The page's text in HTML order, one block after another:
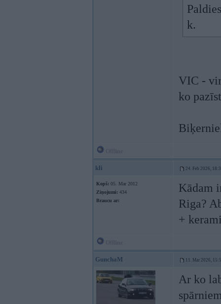
k.
VIC -
ko
kli 24. Feb 2026,
Kopš: 05. Mar 2012
Ziņojumi: 434
Braucu ar:
Kādam
Riga?
+
GunchaM 11. Mar 2026,
Ar ko